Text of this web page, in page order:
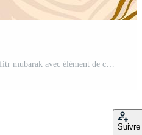
joyeux ramadan kareem eid al fitr mubarak avec élément de conception de vecteur de fond de texture d'art de mandala oriental Vecteur Gratuit et SVG Gratuit
Suivre